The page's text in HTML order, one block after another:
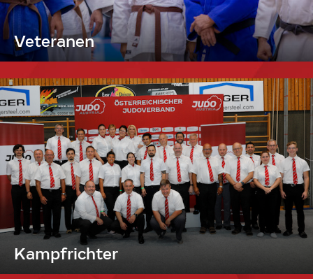
Veteranen
Kampfrichter